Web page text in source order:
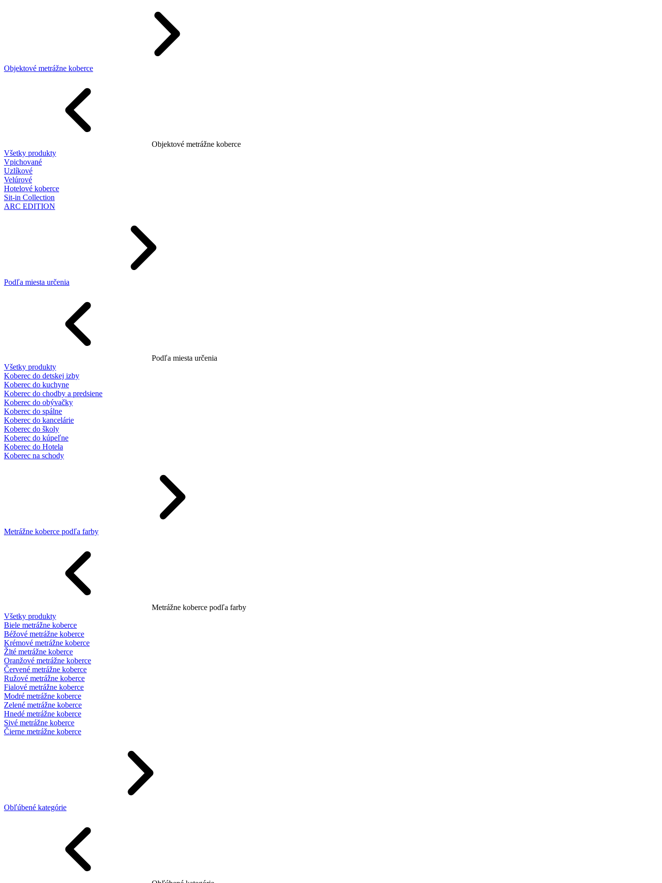
Objektové metrážne koberce
Objektové metrážne koberce
Všetky produkty
Vpichované
Uzlíkové
Velúrové
Hotelové koberce
Sit-in Collection
ARC EDITION
Podľa miesta určenia
Podľa miesta určenia
Všetky produkty
Koberec do detskej izby
Koberec do kuchyne
Koberec do chodby a predsiene
Koberec do obývačky
Koberec do spálne
Koberec do kancelárie
Koberec do školy
Koberec do kúpeľne
Koberec do Hotela
Koberec na schody
Metrážne koberce podľa farby
Metrážne koberce podľa farby
Všetky produkty
Biele metrážne koberce
Béžové metrážne koberce
Krémové metrážne koberce
Žlté metrážne koberce
Oranžové metrážne koberce
Červené metrážne koberce
Ružové metrážne koberce
Fialové metrážne koberce
Modré metrážne koberce
Zelené metrážne koberce
Hnedé metrážne koberce
Sivé metrážne koberce
Čierne metrážne koberce
Obľúbené kategórie